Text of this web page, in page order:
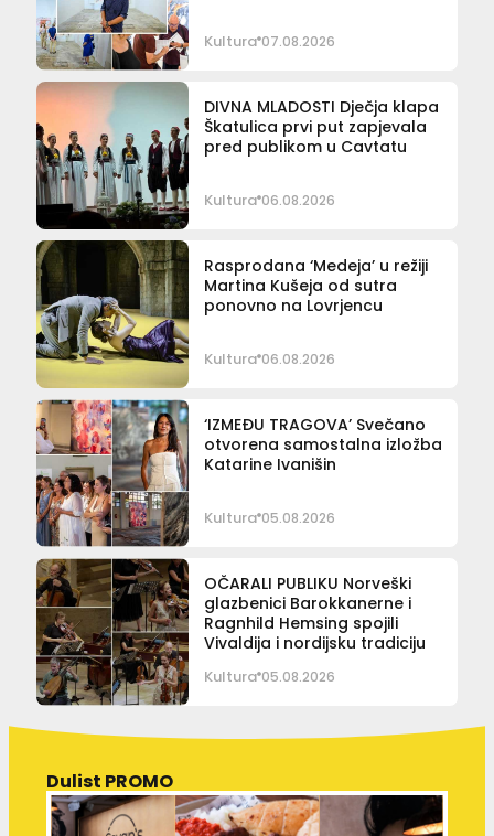
Kultura 07.08.2026
DIVNA MLADOSTI Dječja klapa
Škatulica prvi put zapjevala
pred publikom u Cavtatu
Kultura 06.08.2026
Rasprodana ‘Medeja’ u režiji
Martina Kušeja od sutra
ponovno na Lovrjencu
Kultura 06.08.2026
‘IZMEĐU TRAGOVA’ Svečano
otvorena samostalna izložba
Katarine Ivanišin
Kultura 05.08.2026
OČARALI PUBLIKU Norveški
glazbenici Barokkanerne i
Ragnhild Hemsing spojili
Vivaldija i nordijsku tradiciju
Kultura 05.08.2026
Dulist PROMO